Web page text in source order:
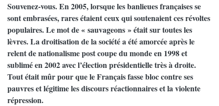
Souvenez-vous. En 2005, lorsque les banlieues françaises se
sont embrasées, rares étaient ceux qui soutenaient ces révoltes
populaires. Le mot de « sauvageons » était sur toutes les
lèvres. La droitisation de la société a été amorcée après le
relent de nationalisme post coupe du monde en 1998 et
sublimé en 2002 avec l’élection présidentielle très à droite.
Tout était mûr pour que le Français fasse bloc contre ses
pauvres et légitime les discours réactionnaires et la violente
répression.